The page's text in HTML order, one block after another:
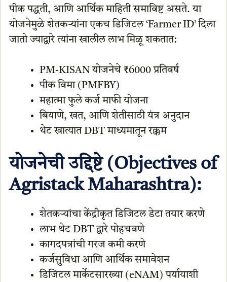
पीक पद्धती, आणि आर्थिक माहिती समाविष्ट असते. या
योजनेमुळे शेतकऱ्यांना एकच डिजिटल ‘Farmer ID’ दिला
जातो ज्याद्वारे त्यांना खालील लाभ मिळू शकतात:
PM-KISAN योजनेचे ₹6000 प्रतिवर्ष
पीक विमा (PMFBY)
महात्मा फुले कर्ज माफी योजना
बियाणे, खत, आणि शेतीसाठी यंत्र अनुदान
थेट खात्यात DBT माध्यमातून रक्कम
योजनेची उद्दिष्टे (Objectives of
Agristack Maharashtra):
शेतकऱ्यांचा केंद्रीकृत डिजिटल डेटा तयार करणे
लाभ थेट DBT द्वारे पोहचवणे
कागदपत्रांची गरज कमी करणे
कर्जसुविधा आणि आर्थिक समावेशन
डिजिटल मार्केटसारख्या (eNAM) पर्यायाशी